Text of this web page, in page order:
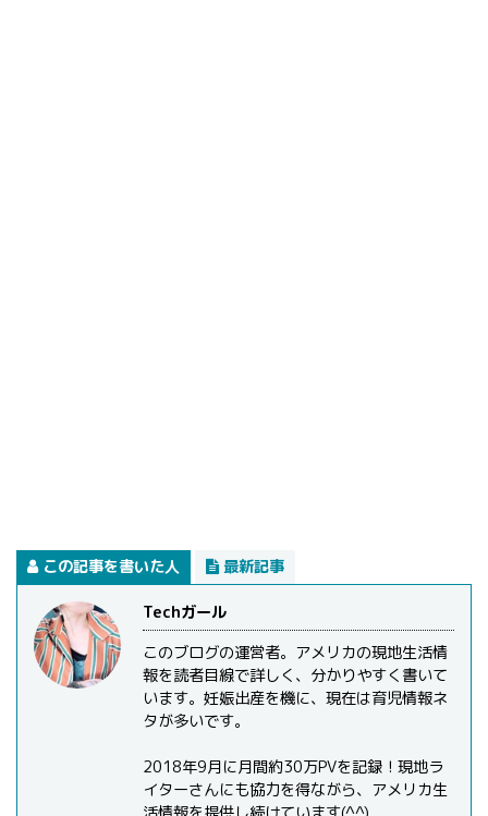
この記事を書いた人 最新記事
Techガール
このブログの運営者。アメリカの現地生活情
報を読者目線で詳しく、分かりやすく書いて
います。妊娠出産を機に、現在は育児情報ネ
タが多いです。
2018年9月に月間約30万PVを記録！現地ラ
イターさんにも協力を得ながら、アメリカ生